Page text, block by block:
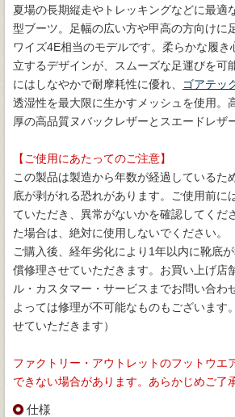
夏場の長期縦走やトレッキングなどに最適
型ブーツ。足幅の広い方や甲高の方向けに
ワイズ4E相当のモデルです。柔らかな履き
立するデザインが、スムーズな足運びを可
にはしなやかで耐摩耗性に優れ、
ゴアテッ
透湿性を最大限に生かすメッシュを使用。
厚の高品質ヌバックレザーとスエードレザ
【ご使用にあたってのご注意】
この製品は製造から年数が経過しているた
底が剥がれる恐れがあります。ご使用前に
ていただき、異常がないかを確認してくだ
た場合は、絶対に使用しないでください。
ご購入後、経年劣化により1年以内に靴底
償修理させていただきます。お買い上げ店
ル・カスタマー・サービスまでお問い合わ
よっては修理が不可能なものもございます
せていただきます）
ファクトリー・アウトレットのフットウエ
できない場合があります。あらかじめご了
仕様